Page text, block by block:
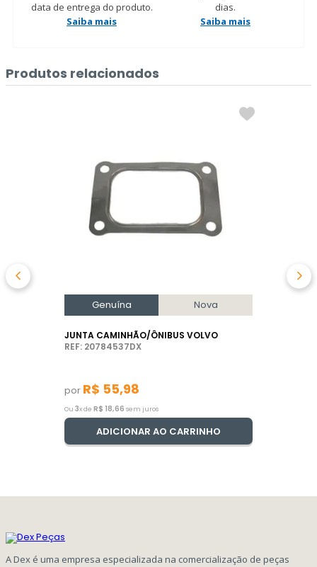
data de entrega do produto.
Saiba mais
dias.
Saiba mais
Produtos relacionados
Genuína Nova
JUNTA CAMINHÃO/ÔNIBUS VOLVO
REF: 20784537DX
por R$ 55,98
Ou 3x de R$ 18,66 sem juros
ADICIONAR AO CARRINHO
A Dex é uma empresa especializada na comercialização de peças